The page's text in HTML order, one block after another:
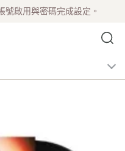
號啟用與密碼完成設定。